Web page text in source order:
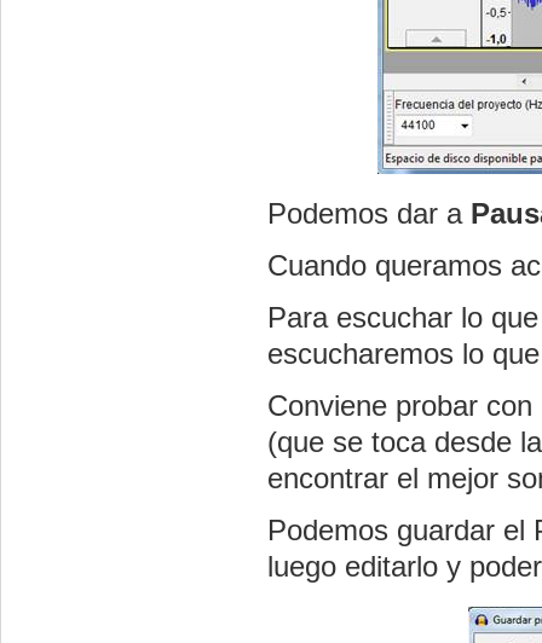
Podemos dar a
Cuando queramos
Para escuchar lo
escucharemos lo
Conviene probar
(que se toca desde
encontrar el mejor
Podemos guardar el
luego editarlo y